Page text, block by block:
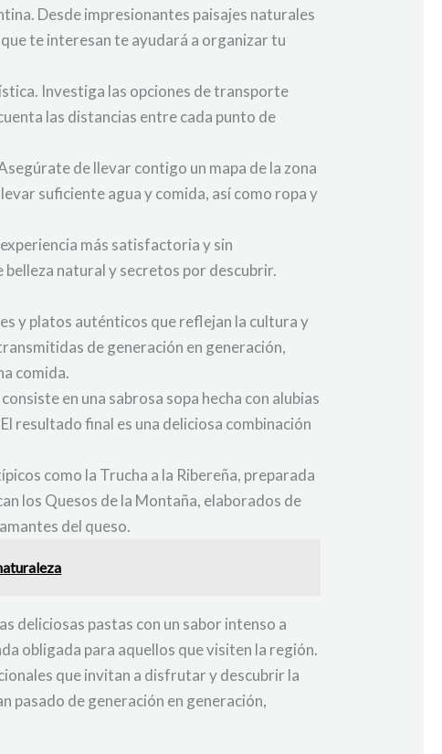
Desde impresionantes paisajes naturales
te interesan te ayudará a organizar tu
Investiga las opciones de transporte
las distancias entre cada punto de
de llevar contigo un mapa de la zona
suficiente agua y comida, así como ropa y
más satisfactoria y sin
natural y secretos por descubrir.
y platos auténticos que reflejan la cultura y
de generación en generación,
comida.
en una sabrosa sopa hecha con alubias
resultado final es una deliciosa combinación
como la Trucha a la Ribereña, preparada
los Quesos de la Montaña, elaborados de
del queso.
deliciosas pastas con un sabor intenso a
obligada para aquellos que visiten la región.
que invitan a disfrutar y descubrir la
pasado de generación en generación,